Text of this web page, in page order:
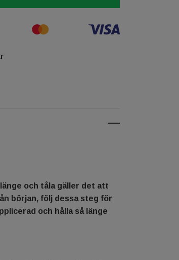
och tåla gäller det att
början, följ dessa steg för
och hålla så länge